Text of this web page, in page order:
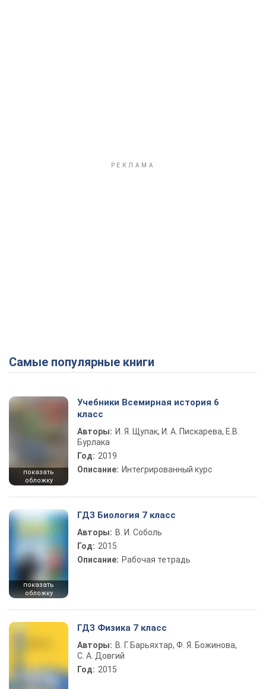
Самые популярные книги
показать
обложку
Учебники Всемирная история 6
класс
Авторы: И. Я. Щупак, И. А. Пискарева, Е.В.
Бурлака
Год: 2019
Описание: Интегрированный курс
показать
обложку
ГДЗ Биология 7 класс
Авторы: В. И. Соболь
Год: 2015
Описание: Рабочая тетрадь
ГДЗ Физика 7 класс
Авторы: В. Г. Барьяхтар, Ф. Я. Божинова,
С. А. Довгий
Год: 2015